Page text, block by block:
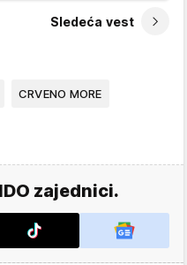
Sledeća vest
CRVENO MORE
zajednici.